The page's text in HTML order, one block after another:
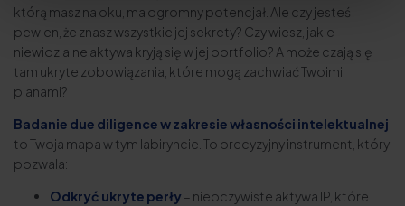
którą masz na oku, ma ogromny potencjał. Ale czy jesteś
pewien, że znasz wszystkie jej sekrety? Czy wiesz, jakie
niewidzialne aktywa kryją się w jej portfolio? A może czają się
tam ukryte zobowiązania, które mogą zachwiać Twoimi
planami?
Badanie due diligence w zakresie własności intelektualnej
to Twoja mapa w tym labiryncie. To precyzyjny instrument, który
pozwala:
Odkryć ukryte perły – nieoczywiste aktywa IP, które